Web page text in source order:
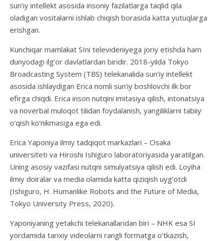
sun’iy intellekt asosida insoniy fazilatlarga taqlid qila
oladigan vositalarni ishlab chiqish borasida katta yutuqlarga
erishgan.
Kunchiqar mamlakat SIni televideniyega joriy etishda ham
dunyodagi ilg‘or davlatlardan biridir. 2018-yilda Tokyo
Broadcasting System (TBS) telekanalida sun’iy intellekt
asosida ishlaydigan Erica nomli sun’iy boshlovchi ilk bor
efirga chiqdi. Erica inson nutqini imitasiya qilish, intonatsiya
va noverbal muloqot tilidan foydalanish, yangiliklarni tabiiy
o‘qish ko‘nikmasiga ega edi.
Erica Yaponiya ilmiy tadqiqot markazlari – Osaka
universiteti va Hiroshi Ishiguro laboratoriyasida yaratilgan.
Uning asosiy vazifasi nutqni simulyatsiya qilish edi. Loyiha
ilmiy doiralar va media olamida katta qiziqish uyg‘otdi
(Ishiguro, H. Humanlike Robots and the Future of Media,
Tokyo University Press, 2020).
Yaponiyaning yetakchi telekanallaridan biri – NHK esa SI
yordamida tarixiy videolarni rangli formatga o‘tkazish,